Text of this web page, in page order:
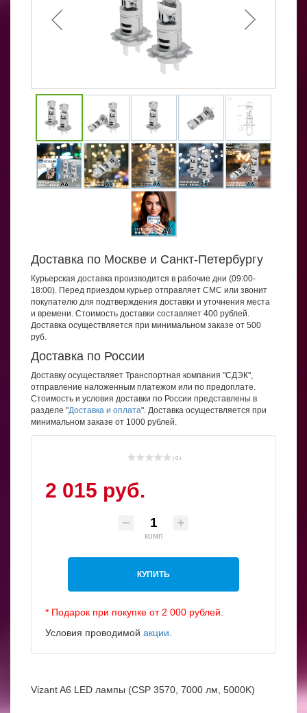
Доставка по Москве и Санкт-Петербургу
Курьерская доставка производится в рабочие дни (09:00-
18:00). Перед приездом курьер отправляет СМС или звонит
покупателю для подтверждения доставки и уточнения места
и времени. Стоимость доставки составляет 400 рублей.
Доставка осуществляется при минимальном заказе от 500
руб.
Доставка по России
Доставку осуществляет Транспортная компания "СДЭК",
отправление наложенным платежом или по предоплате.
Стоимость и условия доставки по России представлены в
разделе "Доставка и оплата". Доставка осуществляется при
минимальном заказе от 1000 рублей.
( 0 )
2 015 руб.
комп
КУПИТЬ
* Подарок при покупке от 2 000 рублей.
Условия проводимой акции
Vizant A6 LED лампы (CSP 3570, 7000 лм, 5000K)